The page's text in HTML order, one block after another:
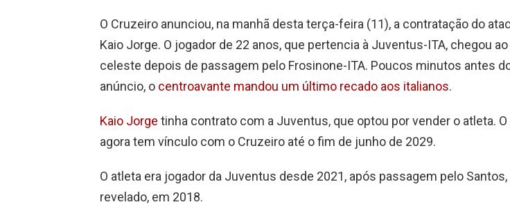
O Cruzeiro anunciou, na manhã desta terça-feira (11), a contratação do
Kaio Jorge. O jogador de 22 anos, que pertencia à Juventus-ITA, chegou
celeste depois de passagem pelo Frosinone-ITA. Poucos minutos antes
anúncio, o centroavante mandou um último recado aos italianos.
Kaio Jorge tinha contrato com a Juventus, que optou por vender o atleta.
agora tem vínculo com o Cruzeiro até o fim de junho de 2029.
O atleta era jogador da Juventus desde 2021, após passagem pelo
revelado, em 2018.